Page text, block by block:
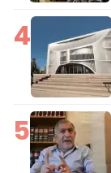
4
5